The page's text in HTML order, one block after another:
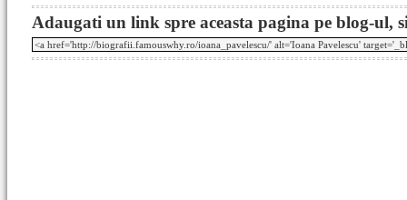
Adaugati un link spre aceasta pagina pe blog-ul,